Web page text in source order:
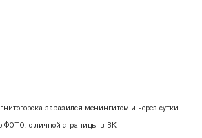
заразился менингитом и через сутки
ФОТО: с личной страницы в ВК